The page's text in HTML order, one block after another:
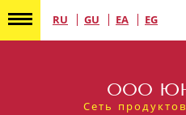
RU GU EA EG
ООО
Сеть